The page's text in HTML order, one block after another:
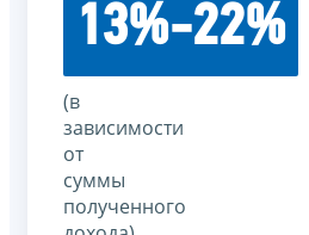
13%-22%
(в
зависимости
от
суммы
полученного